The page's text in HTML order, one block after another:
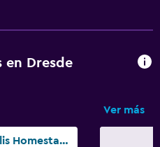
en Dresde
Ver más
Hostel Lollis Homestay Dresden